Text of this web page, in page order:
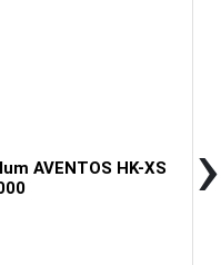
AVENTOS HK-XS
›